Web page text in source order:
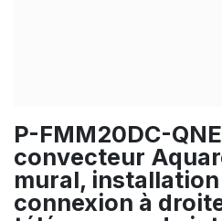
P-FMM20DC-
convecteur
mural,
connexion à